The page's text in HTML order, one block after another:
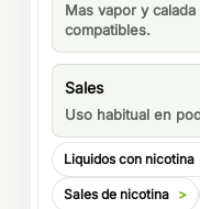
Mas vapor y
compatibles.
Sales
Uso habitual en
Liquidos con nicotina
Sales de nicotina